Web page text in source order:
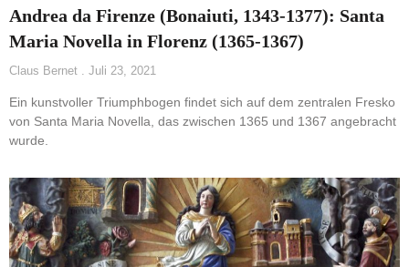
Andrea da Firenze (Bonaiuti, 1343-1377): Santa
Maria Novella in Florenz (1365-1367)
Claus Bernet Juli 23, 2021
Ein kunstvoller Triumphbogen findet sich auf dem zentralen Fresko
von Santa Maria Novella, das zwischen 1365 und 1367 angebracht
wurde.